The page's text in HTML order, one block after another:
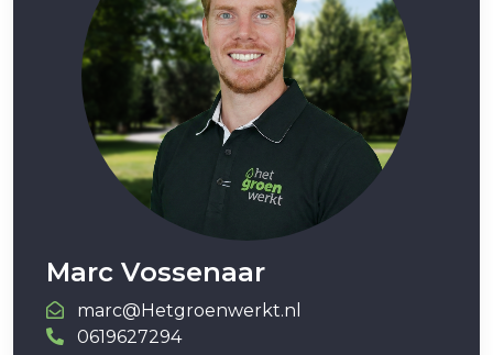
Marc Vossenaar
marc@Hetgroenwerkt.nl
0619627294